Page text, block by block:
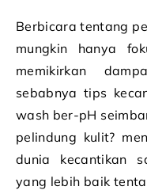
Berbicara tentang
mungkin hanya
memikirkan
sebabnya tips
wash ber-pH
pelindung kulit?
dunia kecantikan
yang lebih baik